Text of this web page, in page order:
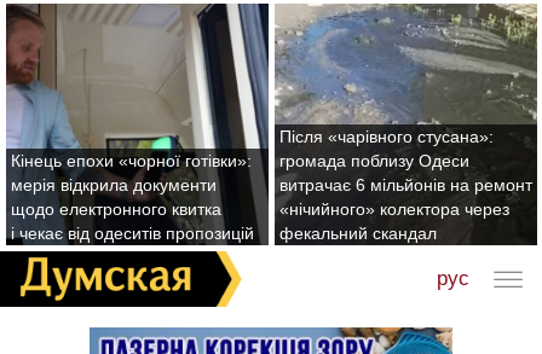
Кінець епохи «чорної готівки»:
мерія відкрила документи
щодо електронного квитка
і чекає від одеситів пропозицій
Після «чарівного стусана»:
громада поблизу Одеси
витрачає 6 мільйонів на ремонт
«нічийного» колектора через
фекальний скандал
рус